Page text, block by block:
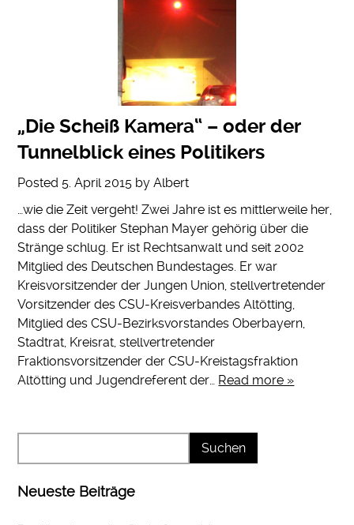
„Die Scheiß Kamera“ – oder der
Tunnelblick eines Politikers
Posted 5. April 2015 byAlbert
…wie die Zeit vergeht! Zwei Jahre ist es mittlerweile her,
dass der Politiker Stephan Mayer gehörig über die
Stränge schlug. Er ist Rechtsanwalt und seit 2002
Mitglied des Deutschen Bundestages. Er war
Kreisvorsitzender der Jungen Union, stellvertretender
Vorsitzender des CSU-Kreisverbandes Altötting,
Mitglied des CSU-Bezirksvorstandes Oberbayern,
Stadtrat, Kreisrat, stellvertretender
Fraktionsvorsitzender der CSU-Kreistagsfraktion
Altötting und Jugendreferent der… Read more »
Neueste Beiträge